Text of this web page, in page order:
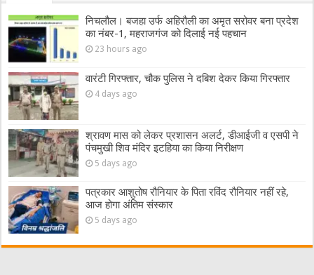
निचलौल। बजहा उर्फ अहिरौली का अमृत सरोवर बना प्रदेश
का नंबर-1, महराजगंज को दिलाई नई पहचान
23 hours ago
वारंटी गिरफ्तार, चौक पुलिस ने दबिश देकर किया गिरफ्तार
4 days ago
श्रावण मास को लेकर प्रशासन अलर्ट, डीआईजी व एसपी ने
पंचमुखी शिव मंदिर इटहिया का किया निरीक्षण
5 days ago
पत्रकार आशुतोष रौनियार के पिता रविंद रौनियार नहीं रहे,
आज होगा अंतिम संस्कार
5 days ago